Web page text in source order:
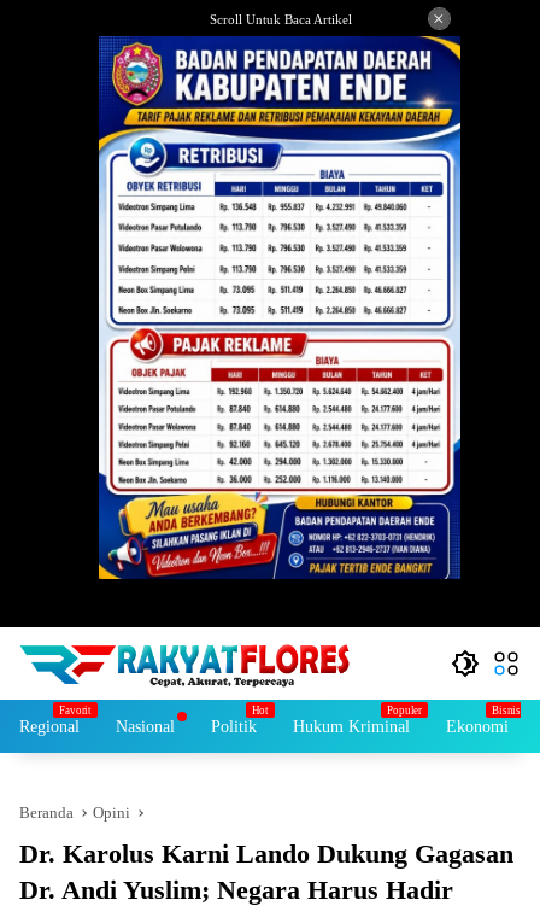
Scroll Untuk Baca Artikel ×
Regional Nasional Politik Hukum Kriminal Ekonomi
Beranda Opini
Dr. Karolus Karni Lando Dukung Gagasan
Dr. Andi Yuslim; Negara Harus Hadir